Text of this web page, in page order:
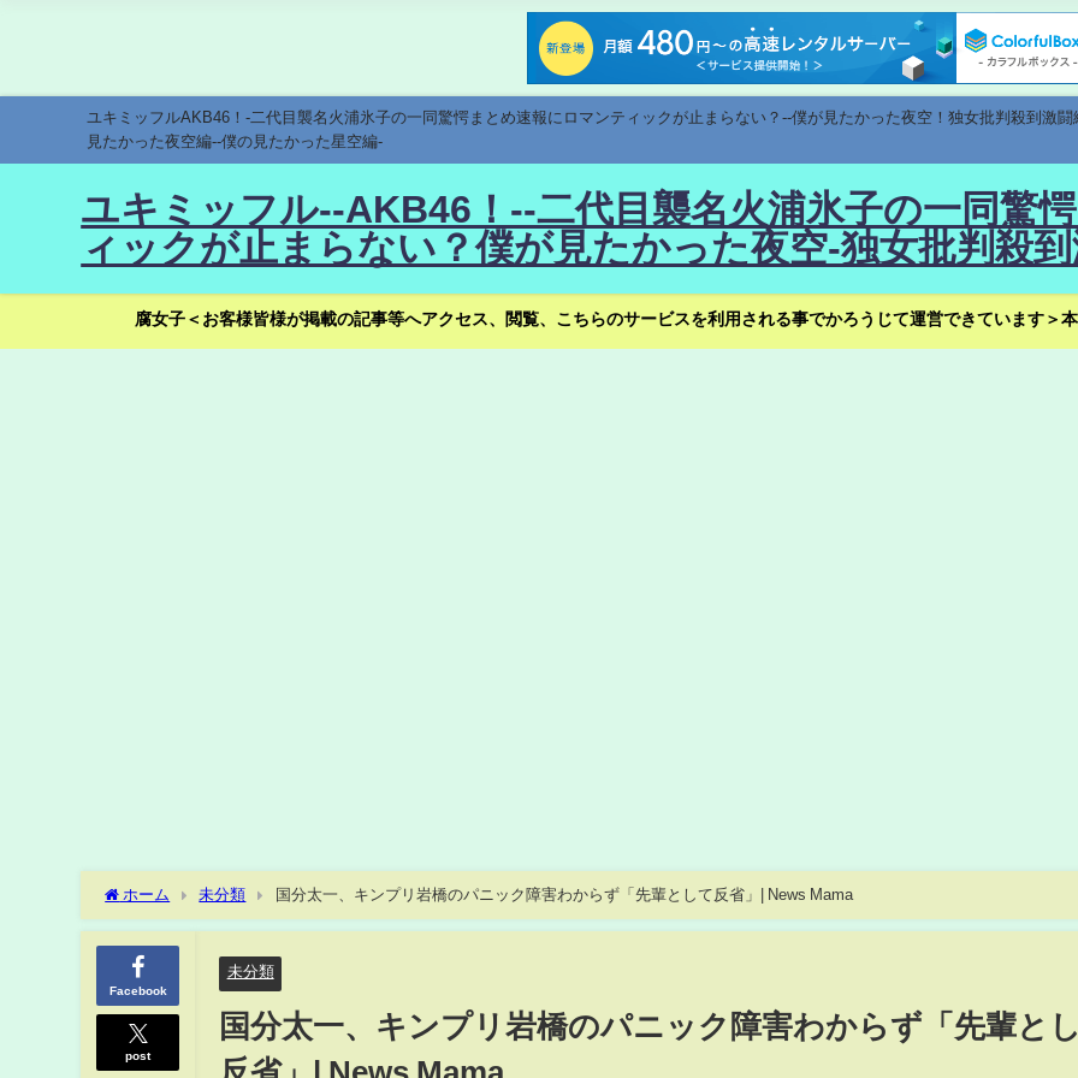
ユキミッフルAKB46！-二代目襲名火浦氷子の一同驚愕まとめ速報にロマンティックが止まらない？--僕が見たかった夜空！独女批判殺到激
見たかった夜空編--僕の見たかった星空編-
ユキミッフル--AKB46！--二代目襲名火浦氷子の一同驚
ィックが止まらない？僕が見たかった夜空-独女批判殺
腐女子＜お客様皆様が掲載の記事等へアクセス、閲覧、こちらのサービスを利用される事でかろうじて運営できています＞
ホーム 未分類 国分太一、キンプリ岩橋のパニック障害わからず「先輩として反省」| News Mama
Facebook
post
未分類
国分太一、キンプリ岩橋のパニック障害わからず「先輩と
反省」| News Mama